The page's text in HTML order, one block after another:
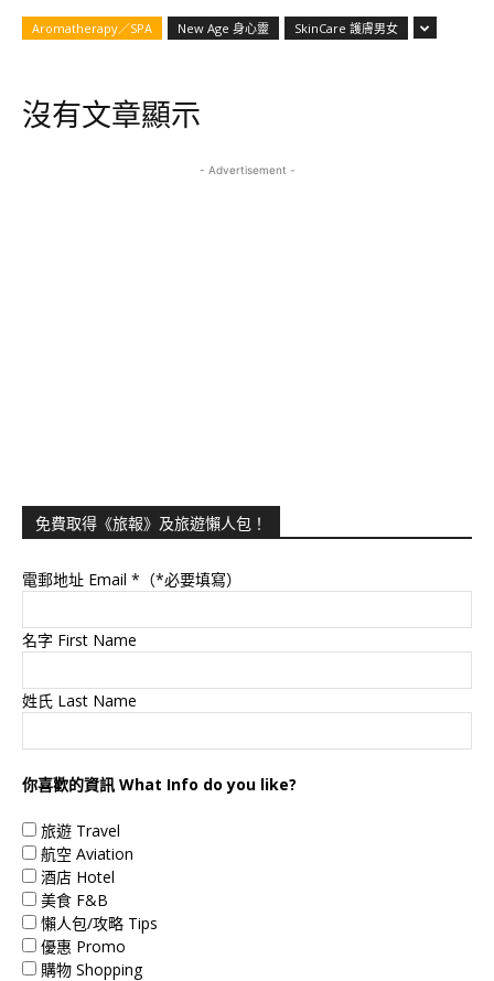
Aromatherapy／SPA New Age 身心靈 SkinCare 護膚男女
沒有文章顯示
- Advertisement -
免費取得《旅報》及旅遊懶人包！
電郵地址 Email *（*必要填寫）
名字 First Name
姓氏 Last Name
你喜歡的資訊 What Info do you like?
旅遊 Travel
航空 Aviation
酒店 Hotel
美食 F&B
懶人包/攻略 Tips
優惠 Promo
購物 Shopping